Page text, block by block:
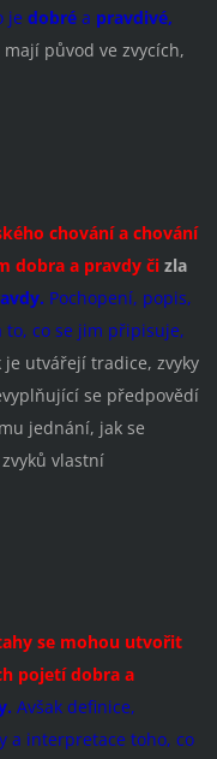
je dobréa pravdivé,
původ ve zvycích,
chování a chování
dobra a pravdy či zla
Pochopení, popis,
to, co se jim připisuje,
utvářejí tradice, zvyky
se předpovědí
jednání, jak se
vlastní
se mohou utvořit
pojetí dobra a
Avšak definice,
a interpretace toho, co